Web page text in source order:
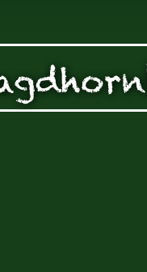
Ihrer auf dieser
"Gerne Alle
manuell festlegen“
in den USA
einem nach EU-